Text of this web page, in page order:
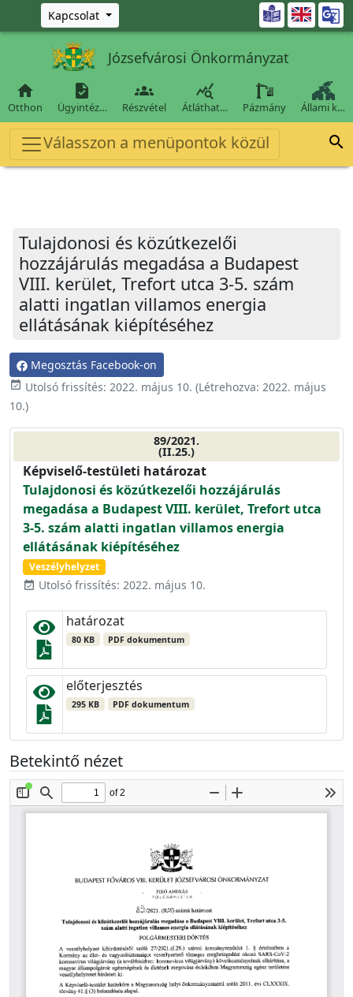
Ugrás a fő tartalomra
Kapcsolat 
Józsefvárosi Önkormányzat

Otthon

Ügyintéz…

Részvétel

Átláthat… Pázmány Állami k…
Válasszon a menüpontok közül 
Tulajdonosi és közútkezelői
hozzájárulás megadása a Budapest
VIII. kerület, Trefort utca 3-5. szám
alatti ingatlan villamos energia
ellátásának kiépítéséhez
Megosztás Facebook-on
event_available Utolsó frissítés: 2022. május 10. (Létrehozva: 2022. május
10.)
89/2021.
(II.25.)
Képviselő-testületi határozat
Tulajdonosi és közútkezelői hozzájárulás
megadása a Budapest VIII. kerület, Trefort utca
3-5. szám alatti ingatlan villamos energia
ellátásának kiépítéséhez
Veszélyhelyzet
event_available Utolsó frissítés: 2022. május 10.
határozat
80 KB PDF dokumentum
előterjesztés
295 KB PDF dokumentum
Betekintő nézet